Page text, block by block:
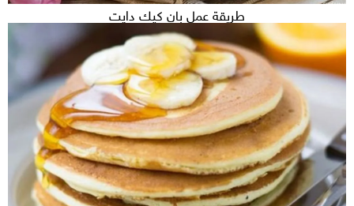
طريقة عمل بان كيك دايت